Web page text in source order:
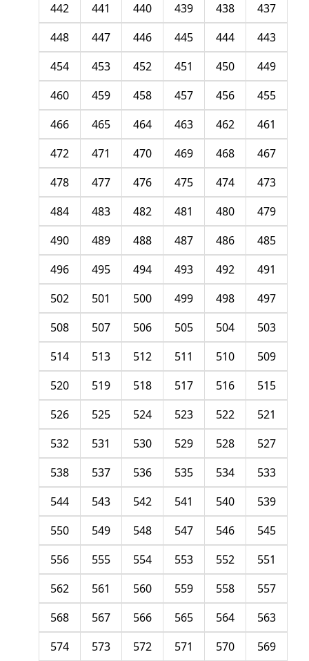
437
438
439
440
441
442
443
444
445
446
447
448
449
450
451
452
453
454
455
456
457
458
459
460
461
462
463
464
465
466
467
468
469
470
471
472
473
474
475
476
477
478
479
480
481
482
483
484
485
486
487
488
489
490
491
492
493
494
495
496
497
498
499
500
501
502
503
504
505
506
507
508
509
510
511
512
513
514
515
516
517
518
519
520
521
522
523
524
525
526
527
528
529
530
531
532
533
534
535
536
537
538
539
540
541
542
543
544
545
546
547
548
549
550
551
552
553
554
555
556
557
558
559
560
561
562
563
564
565
566
567
568
569
570
571
572
573
574